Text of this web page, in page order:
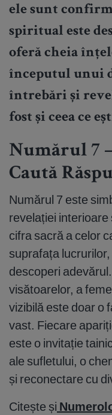
ele sunt
spiritual este
oferă cheia
începutul unui
întrebări și
fost și ceea ce
Numărul 7
Caută
Numărul 7 este
revelației interioare
cifra sacră a celor
suprafața
descoperi
visătoarelor, a
vizibilă este doar o
vast. Fiecare
este o invitație
ale sufletului, o
și reconectare cu
Citește și